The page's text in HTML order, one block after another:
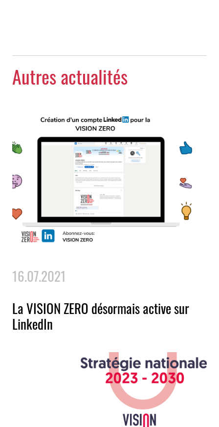
Autres actualités
16.07.2021
La VISION ZERO désormais active sur
LinkedIn